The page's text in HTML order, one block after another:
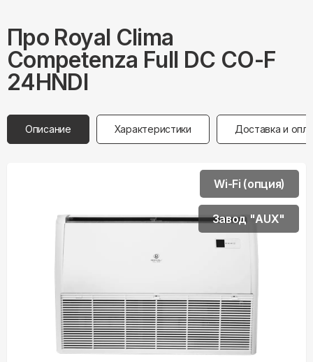
Про Royal Clima
Competenza Full DC CO-F
24HNDI
Описание Характеристики Доставка и
Wi-Fi (опция)
Завод "AUX"